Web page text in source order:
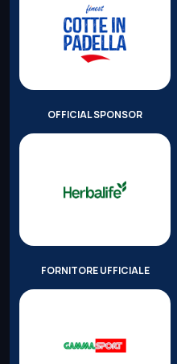
OFFICIAL SPONSOR
FORNITORE UFFICIALE